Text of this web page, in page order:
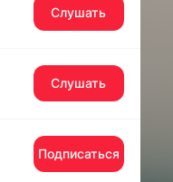
Слушать
Слушать
Подписаться